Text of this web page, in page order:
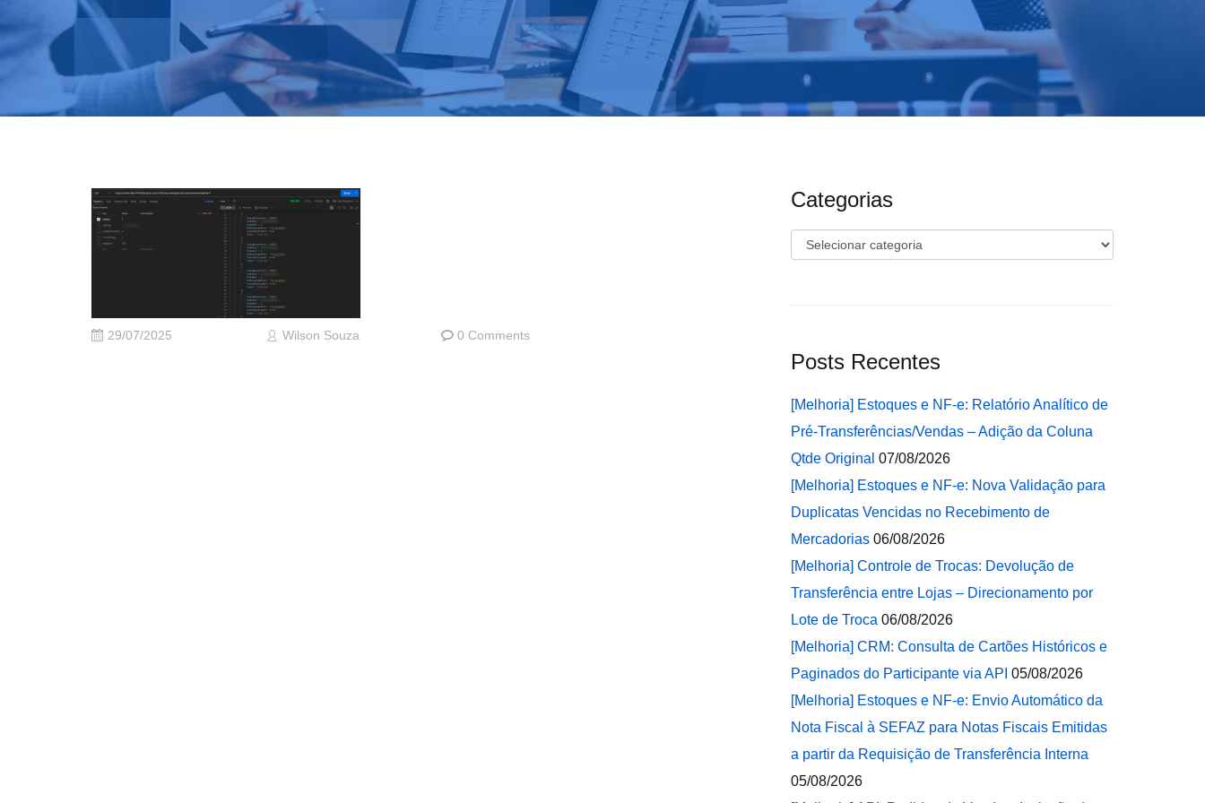
29/07/2025 Wilson Souza 0 Comments
Categorias
Categorias
Posts Recentes
[Melhoria] Estoques e NF-e: Relatório Analítico de
Pré-Transferências/Vendas – Adição da Coluna
Qtde Original 07/08/2026
[Melhoria] Estoques e NF-e: Nova Validação para
Duplicatas Vencidas no Recebimento de
Mercadorias 06/08/2026
[Melhoria] Controle de Trocas: Devolução de
Transferência entre Lojas – Direcionamento por
Lote de Troca 06/08/2026
[Melhoria] CRM: Consulta de Cartões Históricos e
Paginados do Participante via API 05/08/2026
[Melhoria] Estoques e NF-e: Envio Automático da
Nota Fiscal à SEFAZ para Notas Fiscais Emitidas
a partir da Requisição de Transferência Interna
05/08/2026